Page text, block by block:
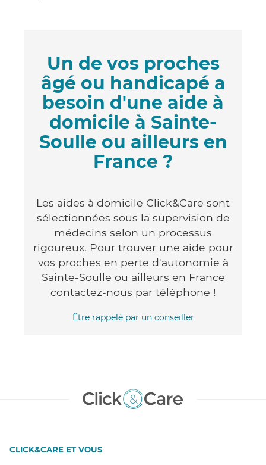
Un de vos proches
âgé ou handicapé a
besoin d'une aide à
domicile à Sainte-
Soulle ou ailleurs en
France ?
Les aides à domicile Click&Care sont
sélectionnées sous la supervision de
médecins selon un processus
rigoureux. Pour trouver une aide pour
vos proches en perte d'autonomie à
Sainte-Soulle ou ailleurs en France
contactez-nous par téléphone !
Être rappelé par un conseiller
CLICK&CARE ET VOUS